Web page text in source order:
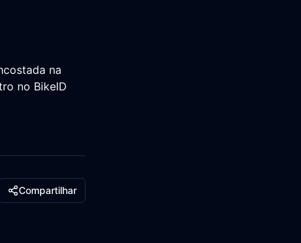
na
no BikeID
Compartilhar